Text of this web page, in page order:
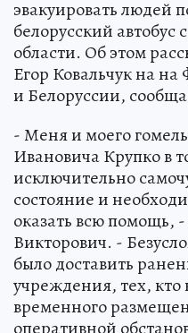
эвакуировать людей
белорусский автобус
области. Об этом
Егор Ковальчук на
и Белоруссии,
- Меня и моего
Ивановича Крупко в
исключительно
состояние и
оказать всю помощь,
Викторович. -
было доставить
учреждения, тех, кто
временного
оперативной